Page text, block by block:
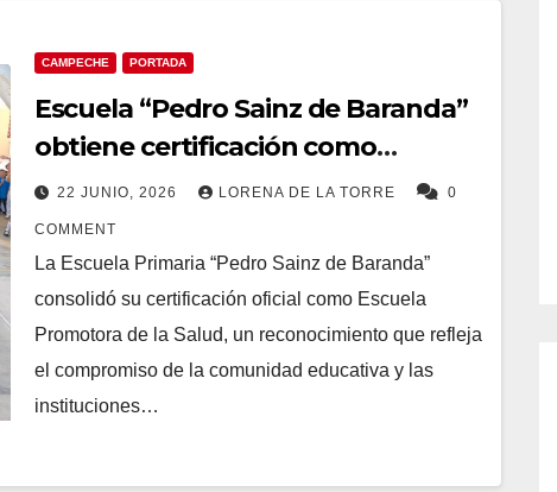
CAMPECHE PORTADA
Escuela “Pedro Sainz de Baranda”
obtiene certificación como
promotora de la salud.
22 JUNIO, 2026 LORENA DE LA TORRE 0
COMMENT
La Escuela Primaria “Pedro Sainz de Baranda”
consolidó su certificación oficial como Escuela
Promotora de la Salud, un reconocimiento que refleja
el compromiso de la comunidad educativa y las
instituciones…